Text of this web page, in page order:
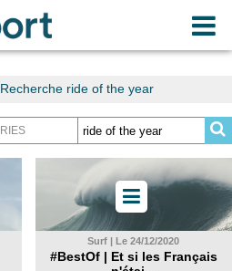
Recherche ride of the year
Surf | Le 24/12/2020
#BestOf | Et si les Français